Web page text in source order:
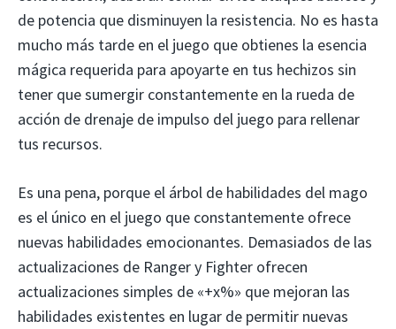
de potencia que disminuyen la resistencia. No es hasta
mucho más tarde en el juego que obtienes la esencia
mágica requerida para apoyarte en tus hechizos sin
tener que sumergir constantemente en la rueda de
acción de drenaje de impulso del juego para rellenar
tus recursos.
Es una pena, porque el árbol de habilidades del mago
es el único en el juego que constantemente ofrece
nuevas habilidades emocionantes. Demasiados de las
actualizaciones de Ranger y Fighter ofrecen
actualizaciones simples de «+x%» que mejoran las
habilidades existentes en lugar de permitir nuevas